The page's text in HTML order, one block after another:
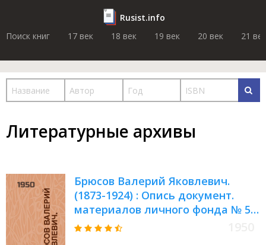
Rusist.info
Поиск книг
17 век 18 век 19 век 20 век 21 век
Литературные архивы
Брюсов Валерий Яковлевич.
(1873-1924) : Опись документ.
материалов личного фонда № 56
: Крайние даты документ.